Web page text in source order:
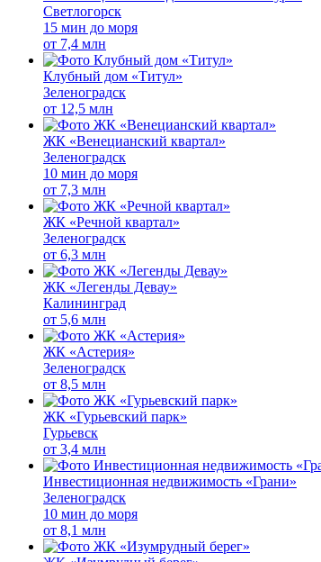
Светлогорск
15 мин до моря
от 7,4 млн
Клубный дом «Титул»
Зеленоградск
от 12,5 млн
ЖК «Венецианский квартал»
Зеленоградск
10 мин до моря
от 7,3 млн
ЖК «Речной квартал»
Зеленоградск
от 6,3 млн
ЖК «Легенды Девау»
Калининград
от 5,6 млн
ЖК «Астерия»
Зеленоградск
от 8,5 млн
ЖК «Гурьевский парк»
Гурьевск
от 3,4 млн
Инвестиционная недвижимость «Грани»
Зеленоградск
10 мин до моря
от 8,1 млн